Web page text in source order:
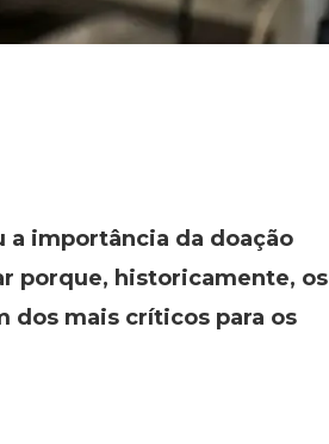
a importância da doação
porque, historicamente, os
dos mais críticos para os